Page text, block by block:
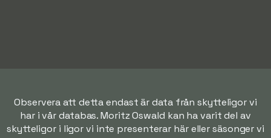
Observera att detta endast är data från skytteligor vi
har i vår databas. Moritz Oswald kan ha varit del av
skytteligor i ligor vi inte presenterar här eller säsonger vi